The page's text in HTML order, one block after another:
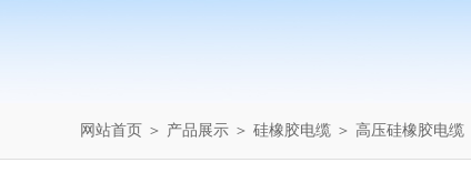
网站首页 ＞ 产品展示 ＞ 硅橡胶电缆 ＞ 高压硅橡胶电缆